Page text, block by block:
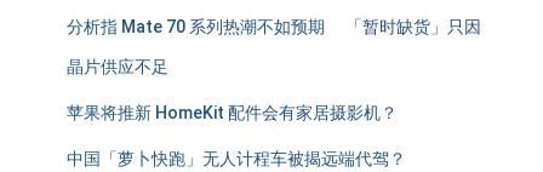
分析指 Mate 70 系列热潮不如预期 「暂时缺货」只因
晶片供应不足
苹果将推新 HomeKit 配件会有家居摄影机？
中国「萝卜快跑」无人计程车被揭远端代驾？